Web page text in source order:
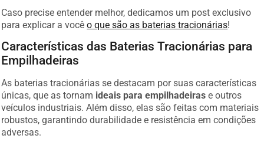
Caso precise entender melhor, dedicamos um post exclusivo
para explicar a você o que são as baterias tracionárias!
Características das Baterias Tracionárias para
Empilhadeiras
As baterias tracionárias se destacam por suas características
únicas, que as tornam ideais para empilhadeiras e outros
veículos industriais. Além disso, elas são feitas com materiais
robustos, garantindo durabilidade e resistência em condições
adversas.